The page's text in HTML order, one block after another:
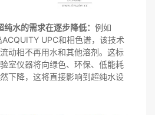
水的需求在逐步降低： 例如
UPC和相色谱，该技术
动相不再用水和其他溶剂。这标
室仪器将向绿色、环保、低能耗
下降，这将直接影响到超纯水设